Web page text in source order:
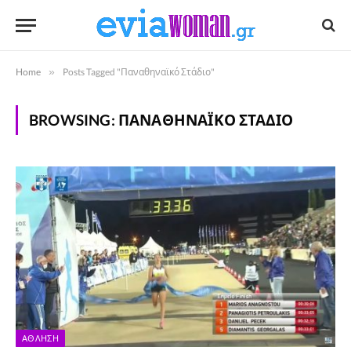
Home » Posts Tagged "Παναθηναϊκό Στάδιο"
BROWSING: ΠΑΝΑΘΗΝΑΪΚΌ ΣΤΆΔΙΟ
ΆΘΛΗΣΗ